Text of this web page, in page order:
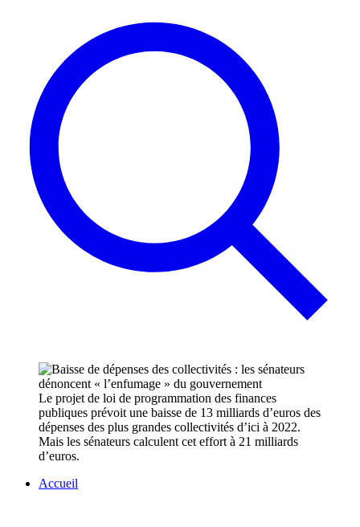
Le projet de loi de programmation des finances
publiques prévoit une baisse de 13 milliards d’euros des
dépenses des plus grandes collectivités d’ici à 2022.
Mais les sénateurs calculent cet effort à 21 milliards
d’euros.
Accueil